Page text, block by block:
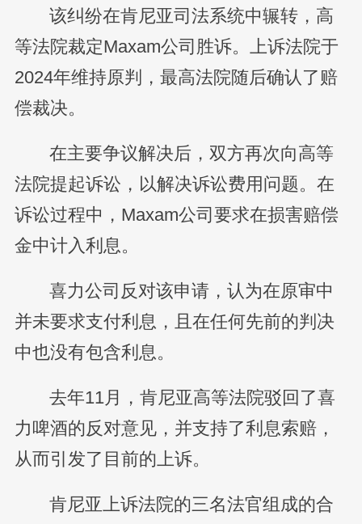
该纠纷在肯尼亚司法系统中辗转，高
等法院裁定Maxam公司胜诉。上诉法院于
2024年维持原判，最高法院随后确认了赔
偿裁决。
在主要争议解决后，双方再次向高等
法院提起诉讼，以解决诉讼费用问题。在
诉讼过程中，Maxam公司要求在损害赔偿
金中计入利息。
喜力公司反对该申请，认为在原审中
并未要求支付利息，且在任何先前的判决
中也没有包含利息。
去年11月，肯尼亚高等法院驳回了喜
力啤酒的反对意见，并支持了利息索赔，
从而引发了目前的上诉。
肯尼亚上诉法院的三名法官组成的合